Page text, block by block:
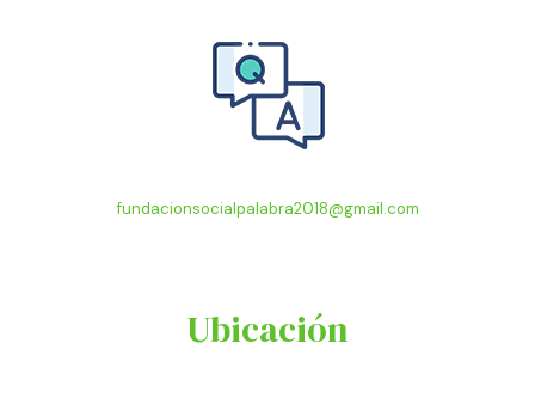
fundacionsocialpalabra2018@gmail.com
Ubicación